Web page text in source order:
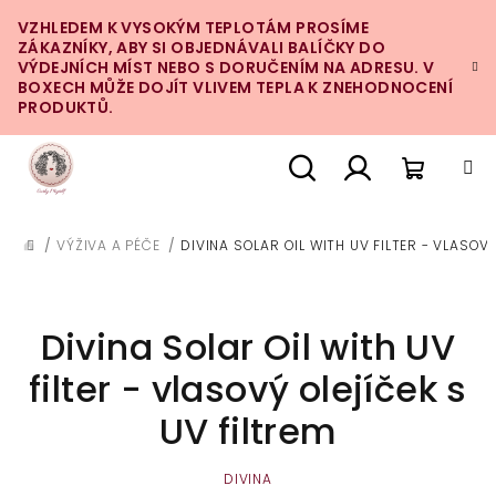
na
obsah
VZHLEDEM K VYSOKÝM TEPLOTÁM PROSÍME
ZÁKAZNÍKY, ABY SI OBJEDNÁVALI BALÍČKY DO
VÝDEJNÍCH MÍST NEBO S DORUČENÍM NA ADRESU. V
BOXECH MŮŽE DOJÍT VLIVEM TEPLA K ZNEHODNOCENÍ
PRODUKTŮ.
DOMŮ
/ VÝŽIVA A PÉČE / DIVINA SOLAR OIL WITH UV FILTER -
Divina Solar Oil with UV
filter - vlasový olejíček s
UV filtrem
DIVINA